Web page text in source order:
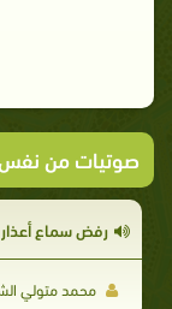
صوتيات من
رفض سماع أعذار
محمد متولي